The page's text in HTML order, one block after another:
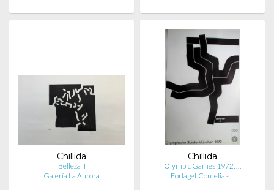
Chillida
Belleza II
Galería La Aurora
Chillida
Olympic Games 1972, …
Forlaget Cordelia - …